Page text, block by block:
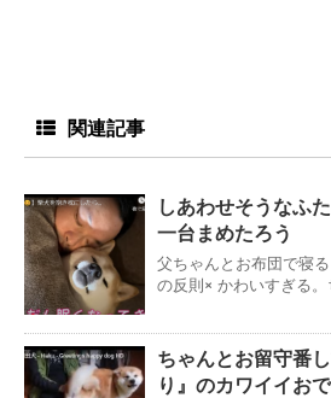
関連記事
しあわせそうなふ
一台まめたろう
父ちゃんとお布団で寝
の反則× かわいすぎる。
ちゃんとお留守番
り』のカワイイお